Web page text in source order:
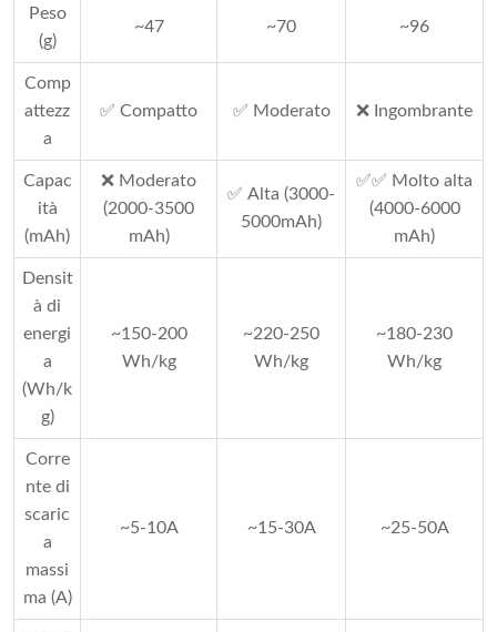
Peso
(g)
~47 ~70 ~96
Comp
attezz
a
✅ Compatto ✅ Moderato ❌ Ingombrante
Capac
ità
(mAh)
❌ Moderato
(2000-3500
mAh)
✅ Alta (3000-
5000mAh)
✅✅ Molto alta
(4000-6000
mAh)
Densit
à di
energi
a
(Wh/k
g)
~150-200
Wh/kg
~220-250
Wh/kg
~180-230
Wh/kg
Corre
nte di
scaric
a
massi
ma (A)
~5-10A ~15-30A ~25-50A